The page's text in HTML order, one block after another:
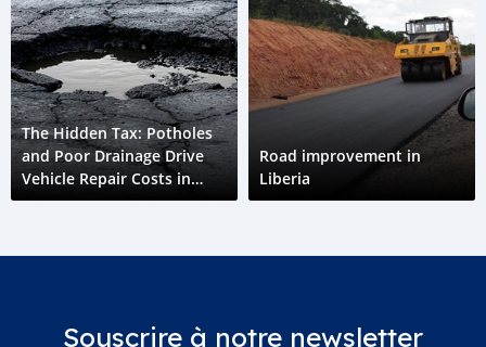
The Hidden Tax: Potholes
and Poor Drainage Drive
Vehicle Repair Costs in
Liberia
Road improvement in
Liberia
Souscrire à notre newsletter